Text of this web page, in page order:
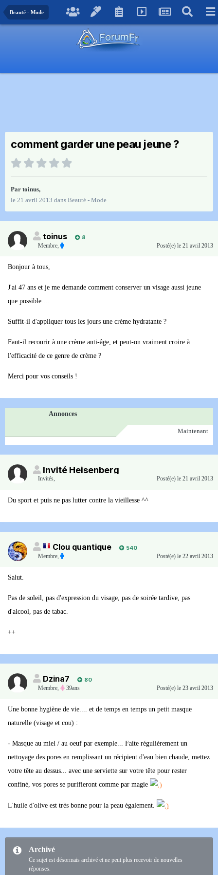
Beauté - Mode
comment garder une peau jeune ?
Par toinus,
le 21 avril 2013 dans Beauté - Mode
toinus
8
Membre, Posté(e) le 21 avril 2013
Bonjour à tous,
J'ai 47 ans et je me demande comment conserver un visage aussi jeune
que possible....
Suffit-il d'appliquer tous les jours une crème hydratante ?
Faut-il recourir à une crème anti-âge, et peut-on vraiment croire à
l'efficacité de ce genre de crème ?
Merci pour vos conseils !
Annonces
Maintenant
Invité Heisenberg
Invités, Posté(e) le 21 avril 2013
Du sport et puis ne pas lutter contre la vieillesse ^^
Clou quantique
540
Membre, Posté(e) le 22 avril 2013
Salut.
Pas de soleil, pas d'expression du visage, pas de soirée tardive, pas
d'alcool, pas de tabac.
++
Dzina7
80
Membre, 39ans Posté(e) le 23 avril 2013
Une bonne hygiène de vie.... et de temps en temps un petit masque
naturelle (visage et cou) :
- Masque au miel / au oeuf par exemple... Faite régulièrement un
nettoyage des pores en remplissant un récipient d'eau bien chaude, mettez
votre tête au dessus... avec une serviette sur votre tête pour rester
confiné, vos pores se purifieront comme par magie
L'huile d'olive est très bonne pour la peau également.
Archivé
Ce sujet est désormais archivé et ne peut plus recevoir de nouvelles
réponses.